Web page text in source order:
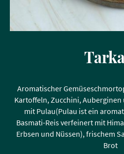
Aromatischer
Kartoffeln, Zucchini,
mit Pulau(Pulau ist ein
Basmati-Reis verfeinert mit
Erbsen und Nüssen), frischem
Brot